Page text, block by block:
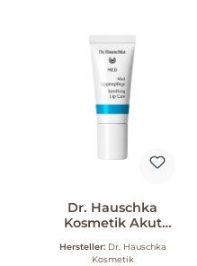
Dr. Hauschka
Kosmetik Akut
Hersteller: Dr. Hauschka
Kosmetik